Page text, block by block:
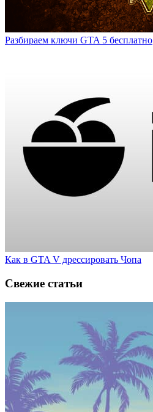
Разбираем ключи GTA 5 бесплатно
Как в GTA V дрессировать Чопа
Свежие статьи